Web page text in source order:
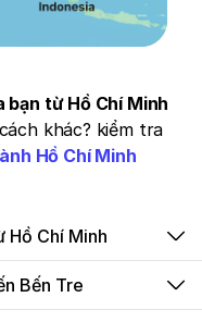
bạn từ Hồ Chí Minh
khác? kiểm tra
Hồ Chí Minh
Hồ Chí Minh
Bến Tre